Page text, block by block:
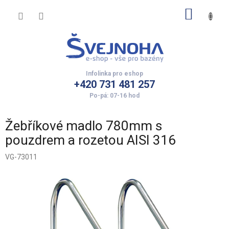
+420 731 481 257
Žebříkové madlo 780mm s
pouzdrem a rozetou AISI 316
VG-73011